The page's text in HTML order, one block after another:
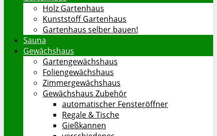
Holz Gartenhaus
Kunststoff Gartenhaus
Gartenhaus selber bauen!
Sauna
Gewächshaus
Gartengewächshaus
Foliengewächshaus
Zimmergewächshaus
Gewächshaus Zubehör
automatischer Fensteröffner
Regale & Tische
Gießkannen